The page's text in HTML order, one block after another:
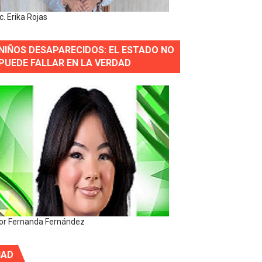
Erika Rojas
DESAPARECIDOS: EL ESTADO NO
FALLAR EN LA VERDAD
Fernanda Fernández